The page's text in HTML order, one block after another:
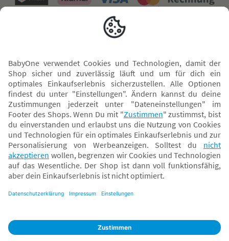
* Alle Preise inkl. MwSt. und ggf. zzgl.Versandkosten. Der dargestellte Preis gilt -
abhängig von der von dir gewählten Option - im BabyOne-Onlineshop oder bei
Abholung in dem von dir gewählten BabyOne-Franchise-Betrieb. Der für den
Onlineshop geltende Preis stellt bei einem Verkauf durch unsere Franchise-
Nehmer eine unverbindliche Preisempfehlung dar. Der Verkaufspreis der
Franchise-Nehmer im Rahmen der Option „Reservieren und Abholen“ kann
daher von dem Verkaufspreis im Onlineshop abweichen. Angaben zu
Versandzeiten gelten nur bei Bezahlung mit einer der folgenden Zahlarten: